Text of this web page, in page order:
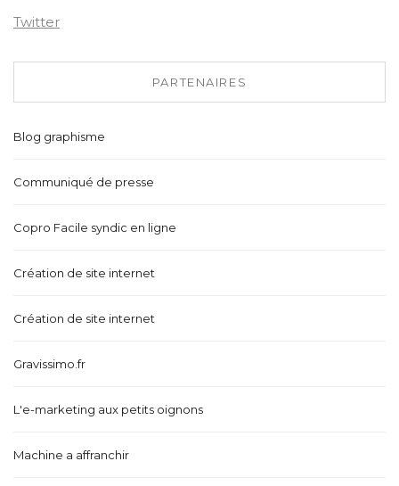
Twitter
PARTENAIRES
Blog graphisme
Communiqué de presse
Copro Facile syndic en ligne
Création de site internet
Création de site internet
Gravissimo.fr
L'e-marketing aux petits oignons
Machine a affranchir